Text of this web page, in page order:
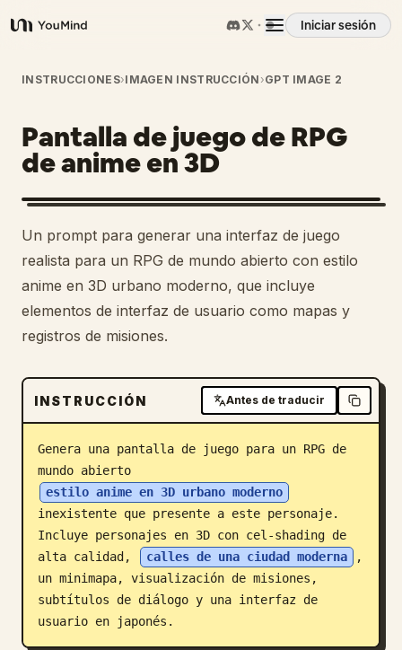
YouMind
Iniciar sesión
Resumen
Casos de uso
Habilidades
Prompts
Precios
Blog
Actualizaciones
INSTRUCCIONES›IMAGEN INSTRUCCIÓN ›GPT IMAGE 2
Pantalla de juego de RPG
de anime en 3D
Un prompt para generar una interfaz de juego
realista para un RPG de mundo abierto con estilo
anime en 3D urbano moderno, que incluye
elementos de interfaz de usuario como mapas y
registros de misiones.
INSTRUCCIÓN Antes de traducir
Genera una pantalla de juego para un RPG de
mundo abierto
estilo anime en 3D urbano moderno
inexistente que presente a este personaje.
Incluye personajes en 3D con cel-shading de
alta calidad,
calles de una ciudad moderna
,
un minimapa, visualización de misiones,
subtítulos de diálogo y una interfaz de
usuario en japonés.